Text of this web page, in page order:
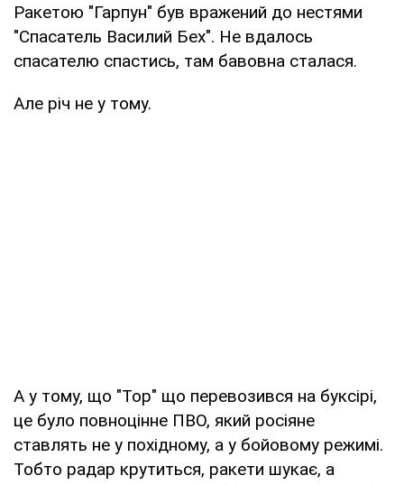
Ракетою "Гарпун" був вражений до нестями
"Спасатель Василий Бех". Не вдалось
спасателю спастись, там бавовна сталася.
Але річ не у тому.
А у тому, що "Тор" що перевозився на буксірі,
це було повноцінне ПВО, який росіяне
ставлять не у похідному, а у бойовому режимі.
Тобто радар крутиться, ракети шукає, а